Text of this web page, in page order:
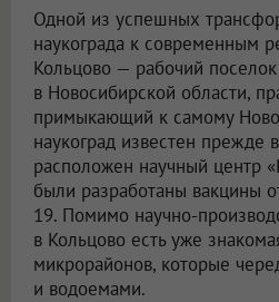
Одной из успешных
наукограда к современным
Кольцово — рабочий поселок
в Новосибирской области,
примыкающий к самому
наукоград известен прежде
расположен научный центр
были разработаны вакцины
19. Помимо научно-
в Кольцово есть уже
микрорайонов, которые
и водоемами.